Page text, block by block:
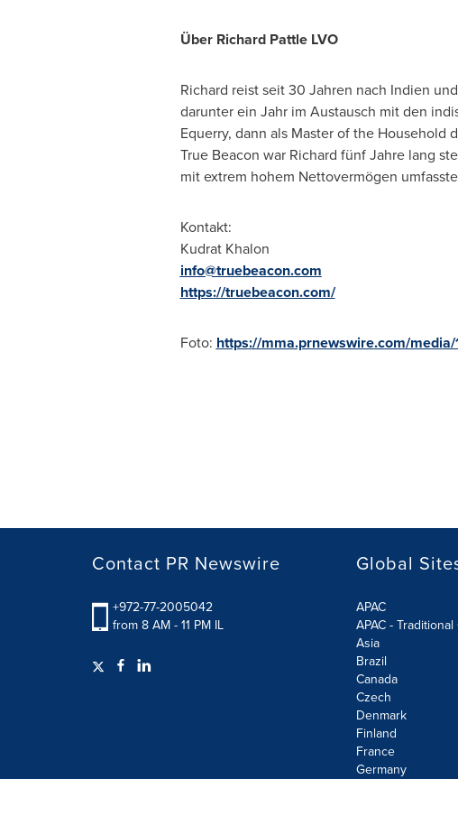
Über Richard Pattle LVO
Richard reist seit 30 Jahren nach Indien
darunter ein Jahr im Austausch mit den
Equerry, dann als Master of the Household
True Beacon war Richard fünf Jahre lang
mit extrem hohem Nettovermögen
Kontakt:
Kudrat Khalon
info@truebeacon.com
https://truebeacon.com/
Foto: https://mma.prnewswire.com/
Contact PR Newswire
+972-77-2005042
from 8 AM - 11 PM IL
Global
APAC
APAC -
Asia
Brazil
Canada
Czech
Denmark
Finland
France
Germany